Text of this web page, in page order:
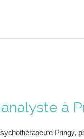
à
Pringy,